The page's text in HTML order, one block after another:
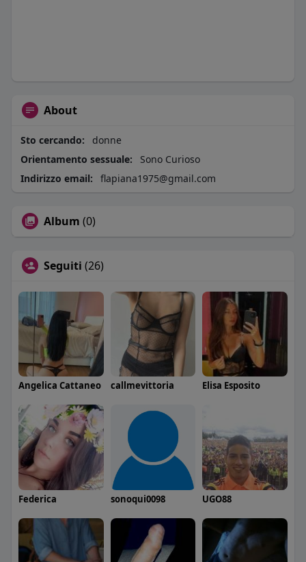
About
Sto cercando:
donne
Orientamento sessuale:
Sono Curioso
Indirizzo email:
flapiana1975@gmail.com
Album (0)
Seguiti (26)
Angelica Cattaneo callmevittoria Elisa Esposito
Federica sonoqui0098 UGO88